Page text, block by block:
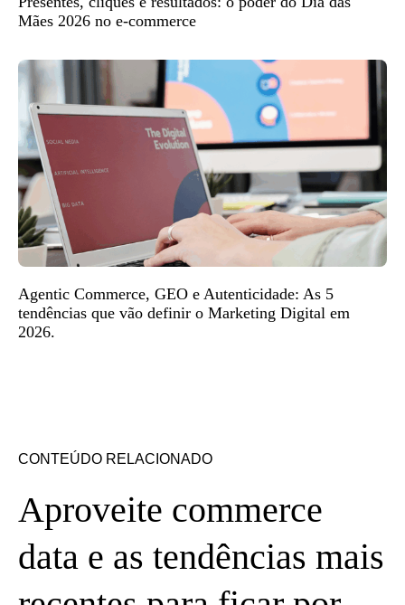
Mães 2026 no e-commerce
Agentic Commerce, GEO e Autenticidade: As 5
tendências que vão definir o Marketing Digital em
2026.
CONTEÚDO RELACIONADO
Aproveite commerce
data e as tendências mais